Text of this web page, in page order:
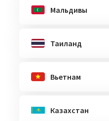
Мальдивы
Таиланд
Вьетнам
Казахстан